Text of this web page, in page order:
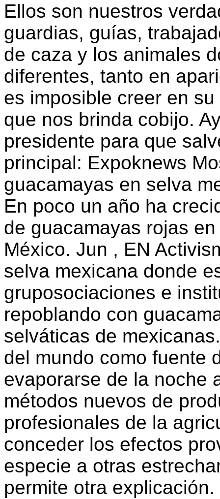
Ellos son nuestros
guardias, guías,
de caza y los animales
diferentes, tanto en
es imposible creer en
que nos brinda cobijo.
presidente para que
principal: Expoknews
guacamayas en selva
En poco un año ha
de guacamayas rojas
México. Jun , EN
selva mexicana donde
gruposociaciones e
repoblando con
selváticas de
del mundo como fuente
evaporarse de la noche
métodos nuevos de
profesionales de la
conceder los efectos
especie a otras
permite otra explicación.